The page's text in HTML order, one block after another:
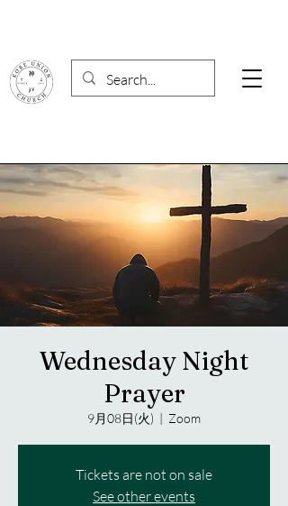
Wednesday Night
Prayer
9月08日(火)
  |
Zoom
Tickets are not on sale
See other events